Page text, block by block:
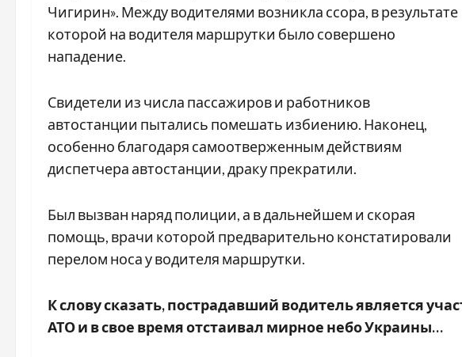
Чигирин». Между водителями возникла ссора, в результате
которой на водителя маршрутки было совершено
нападение.
Свидетели из числа пассажиров и работников
автостанции пытались помешать избиению. Наконец,
особенно благодаря самоотверженным действиям
диспетчера автостанции, драку прекратили.
Был вызван наряд полиции, а в дальнейшем и скорая
помощь, врачи которой предварительно констатировали
перелом носа у водителя маршрутки.
К слову сказать, пострадавший водитель является
АТО и в свое время отстаивал мирное небо Украины…